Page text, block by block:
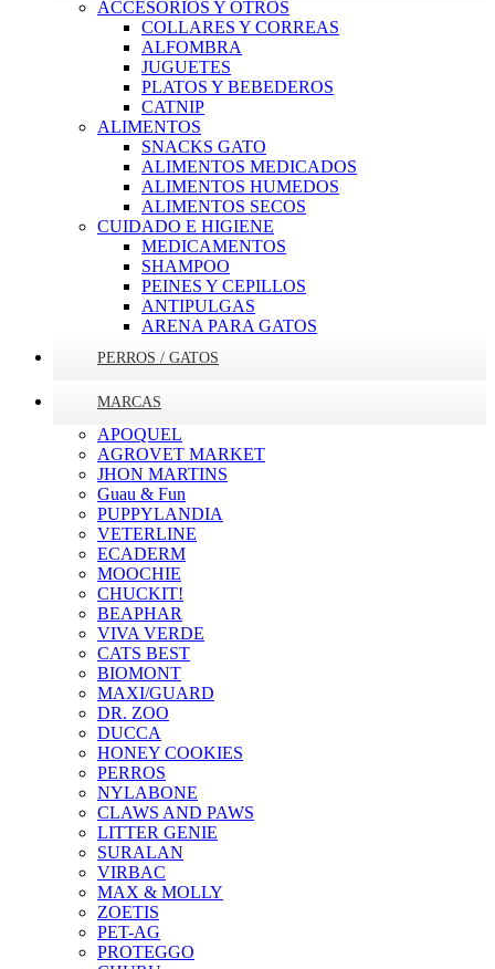
ACCESORIOS Y OTROS
COLLARES Y CORREAS
ALFOMBRA
JUGUETES
PLATOS Y BEBEDEROS
CATNIP
ALIMENTOS
SNACKS GATO
ALIMENTOS MEDICADOS
ALIMENTOS HUMEDOS
ALIMENTOS SECOS
CUIDADO E HIGIENE
MEDICAMENTOS
SHAMPOO
PEINES Y CEPILLOS
ANTIPULGAS
ARENA PARA GATOS
PERROS / GATOS
MARCAS
APOQUEL
AGROVET MARKET
JHON MARTINS
Guau & Fun
PUPPYLANDIA
VETERLINE
ECADERM
MOOCHIE
CHUCKIT!
BEAPHAR
VIVA VERDE
CATS BEST
BIOMONT
MAXI/GUARD
DR. ZOO
DUCCA
HONEY COOKIES
PERROS
NYLABONE
CLAWS AND PAWS
LITTER GENIE
SURALAN
VIRBAC
MAX & MOLLY
ZOETIS
PET-AG
PROTEGGO